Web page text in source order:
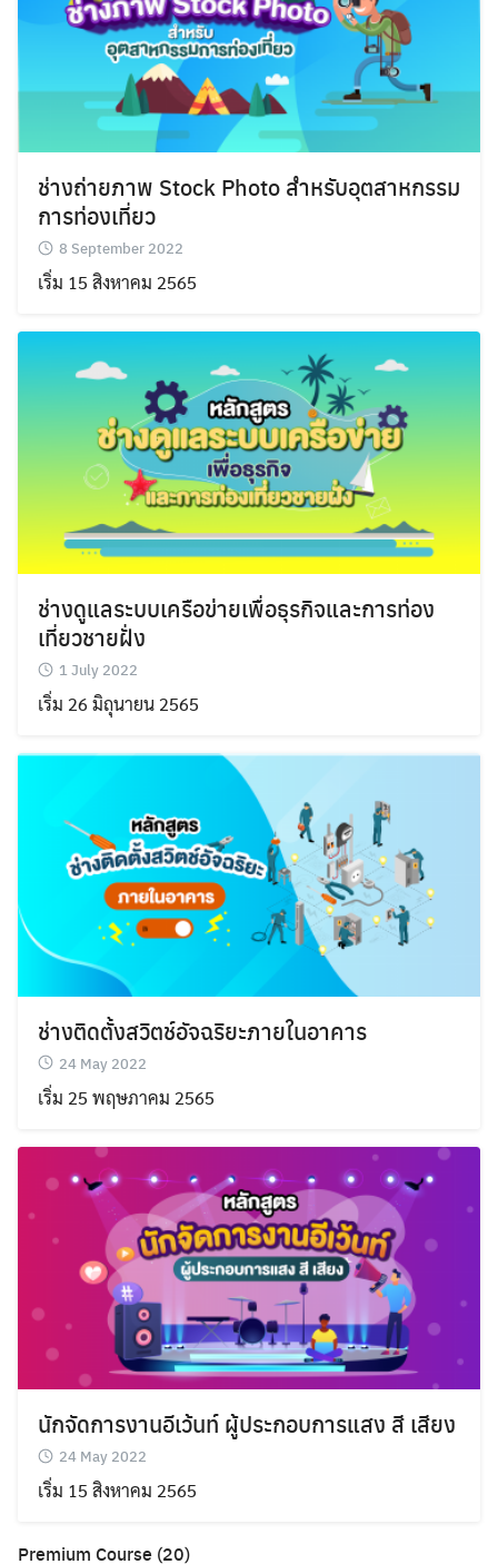
Search
for: Search
ช่างถ่ายภาพ Stock Photo สำหรับอุตสาหกรรม
การท่องเที่ยว
8 September 2022
เริ่ม 15 สิงหาคม 2565
ช่างดูแลระบบเครือข่ายเพื่อธุรกิจและการท่อง
เที่ยวชายฝั่ง
1 July 2022
เริ่ม 26 มิถุนายน 2565
ช่างติดตั้งสวิตช์อัจฉริยะภายในอาคาร
24 May 2022
เริ่ม 25 พฤษภาคม 2565
นักจัดการงานอีเว้นท์ ผู้ประกอบการแสง สี เสียง
24 May 2022
เริ่ม 15 สิงหาคม 2565
Premium Course (20)